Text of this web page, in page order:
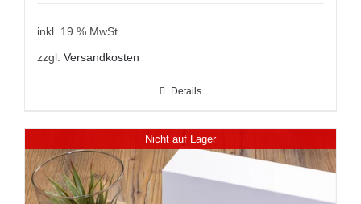
inkl. 19 % MwSt.
zzgl. Versandkosten
Details
Nicht auf Lager